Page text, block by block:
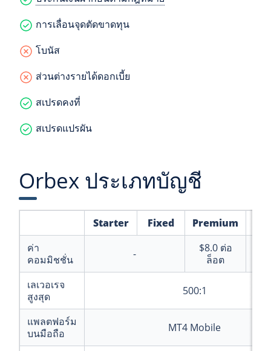
การเลื่อนจุดตัดขาดทุน
โบนัส
ส่วนต่างรายได้ดอกเบี้ย
สเปรดคงที่
สเปรดแปรผัน
Orbex ประเภทบัญชี
Starter Fixed Premium
ค่า
คอมมิชชั่น
- $8.0 ต่อ
ล็อต
เลเวอเรจ
สูงสุด
500:1
แพลตฟอร์ม
บนมือถือ
MT4 Mobile